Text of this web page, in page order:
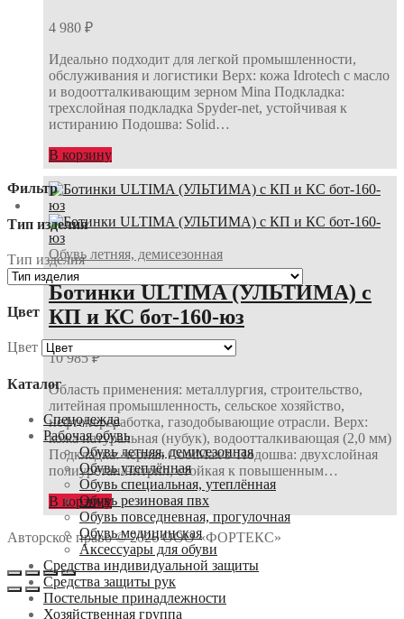
4 980 ₽
Идеально подходит для легкой промышленности,
обслуживания и логистики Верх: кожа Idrotech с масло
и водоотталкивающим зерном Mina Подкладка:
трехслойная подкладка Spyder-net, устойчивая к
истиранию Подошва: Solid…
В корзину
Обувь летняя, демисезонная
Ботинки ULTIMA (УЛЬТИМА) с
КП и КС бот-160-юз
10 985₽
Область применения: металлургия, строительство,
литейная промышленность, сельское хозяйство,
нефтепереработка, газодобывающие отрасли. Верх:
кожа натуральная (нубук), водоотталкивающая (2,0 мм)
Подкладка: черная CoolMax® Подошва: двухслойная
полиуретан/нитрил, стойкая к повышенным…
В корзину
Авторское право © 2026 ООО «ФОРТЕКС»
Фильтр
Тип изделия
Тип изделия
Цвет
Цвет
Каталог
Спецодежда
Рабочая обувь
Обувь летняя, демисезонная
Обувь утеплённая
Обувь специальная, утеплённая
Обувь резиновая пвх
Обувь повседневная, прогулочная
Обувь медицинская
Аксессуары для обуви
Средства индивидуальной защиты
Средства защиты рук
Постельные принадлежности
Хозяйственная группа